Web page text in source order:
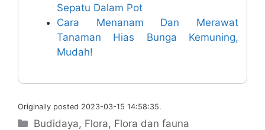
Sepatu Dalam Pot
Cara Menanam Dan Merawat
Tanaman Hias Bunga Kemuning,
Mudah!
Originally posted 2023-03-15 14:58:35.
Categories
Budidaya, Flora, Flora dan fauna